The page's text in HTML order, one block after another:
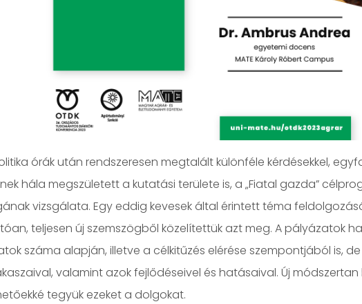
órák után rendszeresen megtalált különféle kérdésekkel,
hála megszületett a kutatási területe is, a „Fiatal gazda”
vizsgálata. Egy eddig kevesek által érintett téma
teljesen új szemszögből közelítettük azt meg. A pályázatok
száma alapján, illetve a célkitűzés elérése szempontjából is,
valamint azok fejlődéseivel és hatásaival. Új
tegyük ezeket a dolgokat.